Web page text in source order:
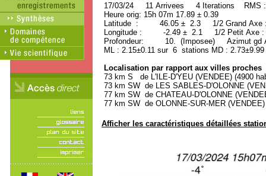
17/03/24 11 Arrivees 4 Iterations RMS
Heure orig: 15h 07m 17.89 ± 0.39
Latitude : 46.05 ± 2.3 1/2 Grand
Longitude : -2.49 ± 2.1 1/2 Petit Axe
Profondeur: 10. (Imposee) Azimut gd
ML : 2.15±0.11 sur 6 stations MD :
Localisation par rapport aux villes proches
73 km S de L'ILE-D'YEU (VENDEE) (4900
73 km SW de LES SABLES-D'OLONNE
77 km SW de CHATEAU-D'OLONNE
77 km SW de OLONNE-SUR-MER
Afficher les caractéristiques détaillées